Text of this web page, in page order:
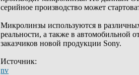
серийное производство может
Микролинзы используются в
реальности, а также в автомобильной
заказчиков новой продукции Sony.
Источник:
nv